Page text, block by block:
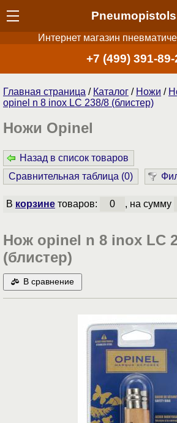
Pneumopistols
Интернет магазин
+7 (499) 391-
Главная страница / Каталог / Ножи /
opinel n 8 inox LC 238/8 (блистер)
Ножи Opinel
Назад в список товаров
Сравнительная таблица (0)
В корзинетоваров: 0 , на сумму
Нож opinel n 8 inox LC
(блистер)
В сравнение